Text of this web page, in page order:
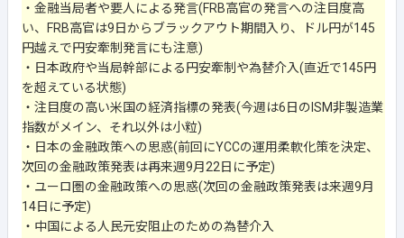
・金融当局者や要人による発言(FRB高官の発言への注目度高
い、FRB高官は9日からブラックアウト期間入り、ドル円が145
円越えで円安牽制発言にも注意)
・日本政府や当局幹部による円安牽制や為替介入(直近で145円
を超えている状態)
・注目度の高い米国の経済指標の発表(今週は6日のISM非製造業
指数がメイン、それ以外は小粒)
・日本の金融政策への思惑(前回にYCCの運用柔軟化策を決定、
次回の金融政策発表は再来週9月22日に予定)
・ユーロ圏の金融政策への思惑(次回の金融政策発表は来週9月
14日に予定)
・中国による人民元安阻止のための為替介入